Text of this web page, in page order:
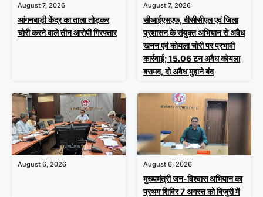
August 7, 2026
आंगनबाड़ी केंद्र का ताला तोड़कर
चोरी करने वाले तीन आरोपी गिरफ्तार
August 7, 2026
सीआईएसएफ, बीसीसीएल एवं जिला
प्रशासन के संयुक्त अभियान से अवैध
खनन एवं कोयला चोरी पर प्रभावी
कार्रवाई; 15.06 टन अवैध कोयला
बरामद, दो अवैध मुहाने बंद
August 6, 2026 August 6, 2026
मुख्यमंत्री जन-विश्वास अभियान का
प्रथम शिविर 7 अगस्त को बिजुरी में